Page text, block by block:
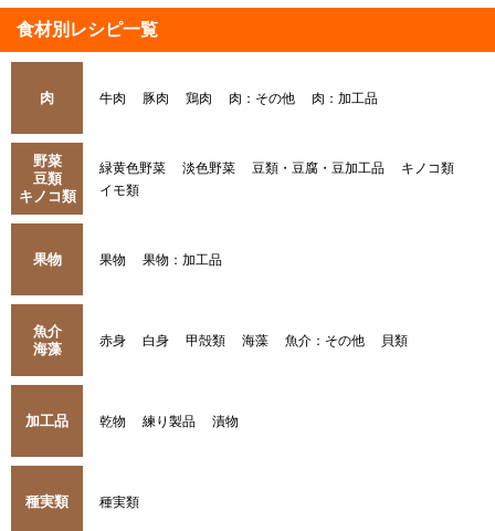
食材別レシピ一覧
肉 牛肉 豚肉 鶏肉 肉：その他 肉：加工品
野菜
豆類
キノコ類
緑黄色野菜 淡色野菜 豆類・豆腐・豆加工品
キノコ類
イモ類
果物 果物 果物：加工品
魚介
海藻
赤身 白身 甲殻類 海藻 魚介：その他 貝類
加工品 乾物 練り製品 漬物
種実類 種実類